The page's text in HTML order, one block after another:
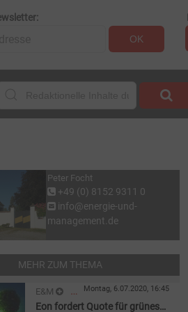
OK
Peter Focht
+49 (0) 8152 9311 0
info@energie-und-
management.de
MEHR ZUM THEMA
E&M
REGENERATIVE
Montag, 6.07.2020, 16:45
Eon fordert Quote für grünes